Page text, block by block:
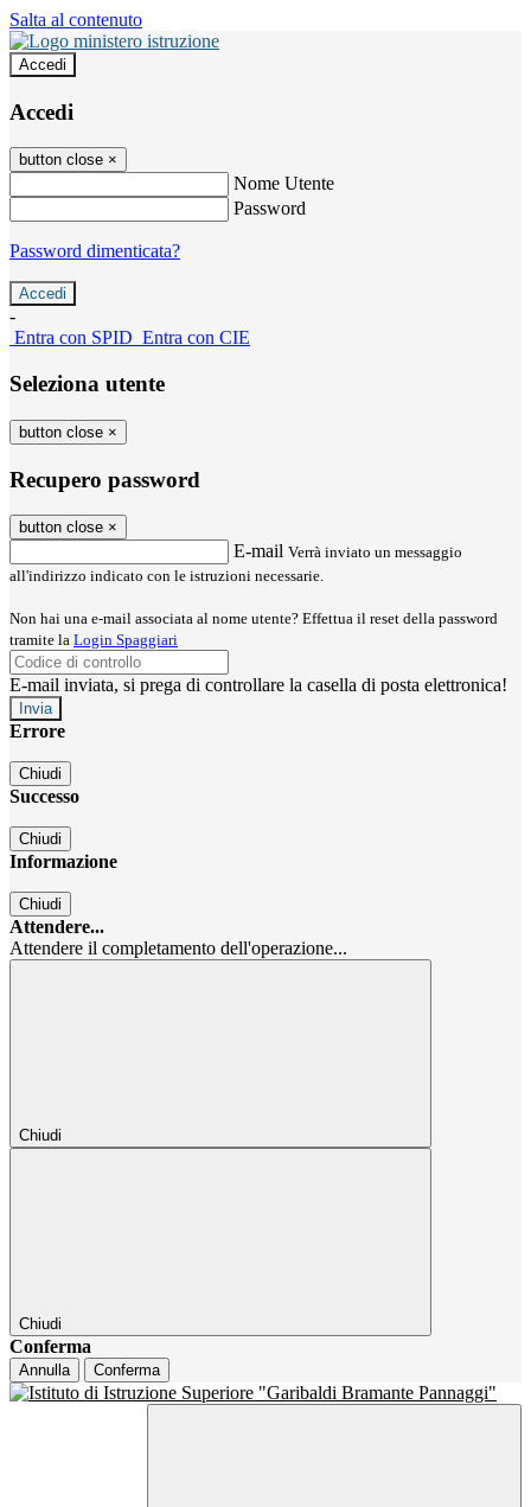
Salta al contenuto
Accedi
Accedi
button close ×
Nome Utente
Password
Password dimenticata?
-
Entra con SPID Entra con CIE
Seleziona utente
button close ×
Recupero password
button close ×
E-mail Verrà inviato un messaggio
all'indirizzo indicato con le istruzioni necessarie.
Non hai una e-mail associata al nome utente? Effettua il reset della password
tramite la Login Spaggiari
E-mail inviata, si prega di controllare la casella di posta elettronica!
Errore
Chiudi
Successo
Chiudi
Informazione
Chiudi
Attendere...
Attendere il completamento dell'operazione...
Chiudi
Chiudi
Conferma
Annulla Conferma